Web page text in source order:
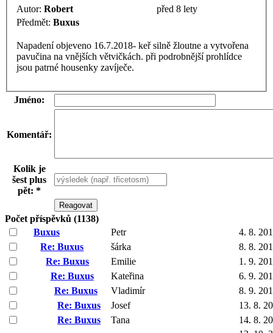
Autor: Robert
před 8 lety
Předmět: Buxus
Napadení objeveno 16.7.2018- keř silně žloutne a vytvořena
pavučina na vnějších větvičkách. při podrobnější prohlídce
jsou patrné housenky zavíječe.
Jméno:
Komentář:
Kolik je
šest plus
pět: *
Počet příspěvků (1138)
Buxus
Petr
4. 8.
Re: Buxus
šárka
8. 8.
Re: Buxus
Emilie
1. 9.
Re: Buxus
Kateřina
6. 9.
Re: Buxus
Vladimír
8. 9.
Re: Buxus
Josef
13. 8.
Re: Buxus
Tana
14. 8.